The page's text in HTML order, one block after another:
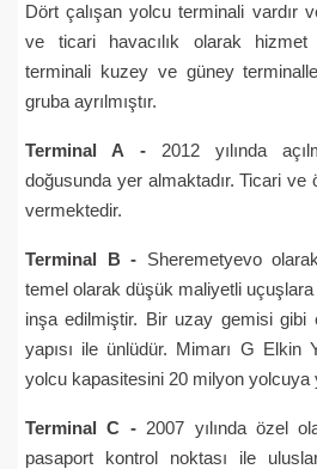
Dört çalışan yolcu terminali vardır
ve ticari havacılık olarak hizmet
terminali kuzey ve güney
gruba ayrılmıştır.
Terminal A -2012 yılında
doğusunda yer almaktadır. Ticari ve
vermektedir.
Terminal B - Sheremetyevo
temel olarak düşük maliyetli uçuşlara
inşa edilmiştir. Bir uzay gemisi gibi
yapısı ile ünlüdür. Mimarı G Elkin
yolcu kapasitesini 20 milyon yolcuya
Terminal C -2007 yılında özel
pasaport kontrol noktası ile